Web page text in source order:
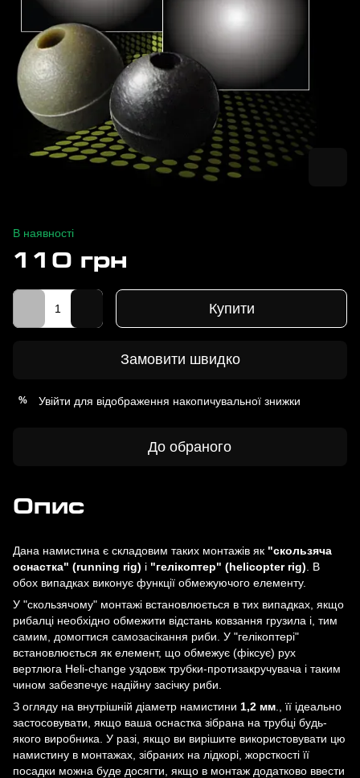
В наявності
110 грн
Купити
Замовити швидко
% Увійти для відображення накопичувальної знижки
До обраного
Опис
Дана намистина є складовим таких монтажів як "скользяча
оснастка" (running rig) і "гелікоптер" (helicopter rig) . В
обох випадках виконує функції обмежуючого елементу.
У "скользячому" монтажі встановлюється в тих випадках, якщо
рибалці необхідно обмежити відстань ковзання грузила і, тим
самим, домогтися самозасікання риби. У "гелікоптері"
встановлюється як елемент, що обмежує (фіксує) рух
вертлюга Нeli-change уздовж трубки-протизакручувача і таким
чином забезпечує надійну засічку риби.
З огляду на внутрішній діаметр намистини 1,2 мм ., її ідеально
застосовувати, якщо ваша оснастка зібрана на трубці будь-
якого виробника. У разі, якщо ви вирішите використовувати цю
намистину в монтажах, зібраних на лідкорі, жорсткості її
посадки можна буде досягти, якщо в монтаж додатково ввести